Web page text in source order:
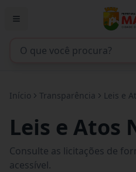
Início Transparência Leis e
Leis e Atos
Consulte as licitações de
acessível.